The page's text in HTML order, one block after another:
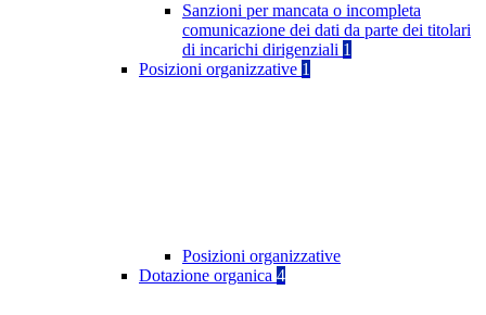
Sanzioni per mancata o incompleta
comunicazione dei dati da parte dei titolari
di incarichi dirigenziali 1
Posizioni organizzative 1
Posizioni organizzative
Dotazione organica 4